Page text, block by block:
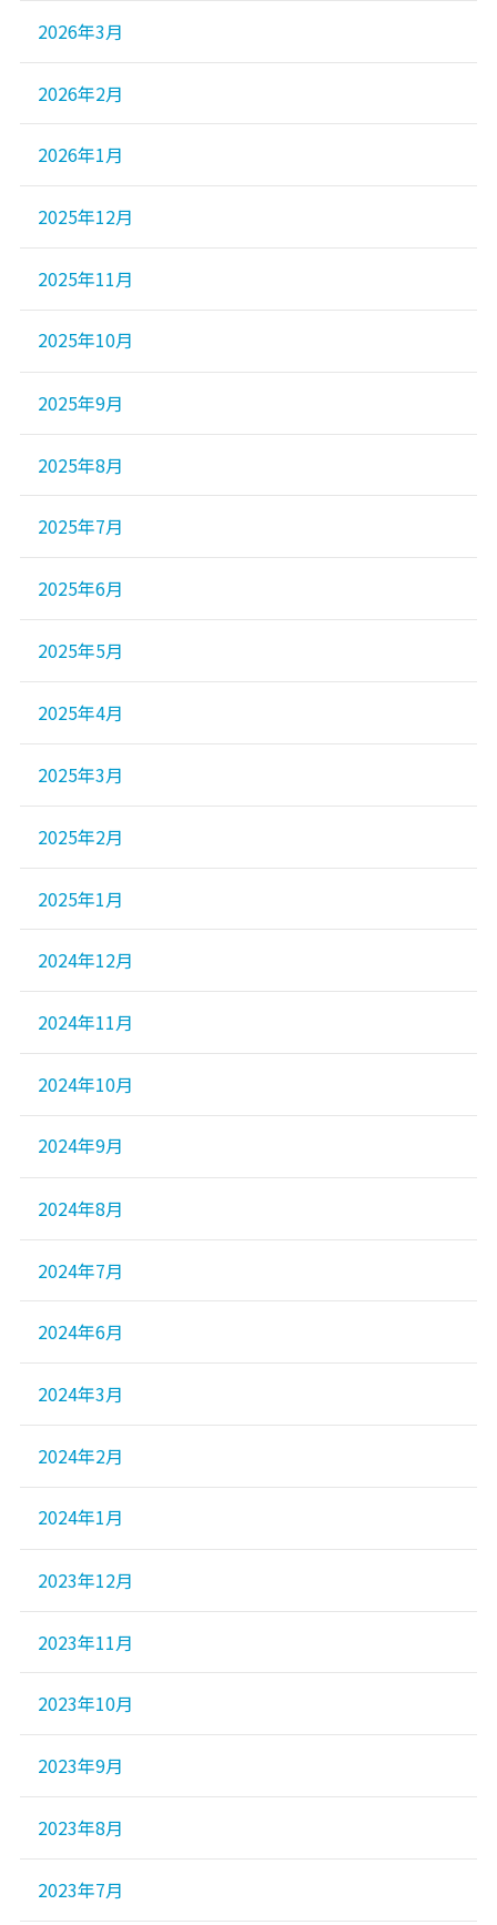
2026年3月
2026年2月
2026年1月
2025年12月
2025年11月
2025年10月
2025年9月
2025年8月
2025年7月
2025年6月
2025年5月
2025年4月
2025年3月
2025年2月
2025年1月
2024年12月
2024年11月
2024年10月
2024年9月
2024年8月
2024年7月
2024年6月
2024年3月
2024年2月
2024年1月
2023年12月
2023年11月
2023年10月
2023年9月
2023年8月
2023年7月